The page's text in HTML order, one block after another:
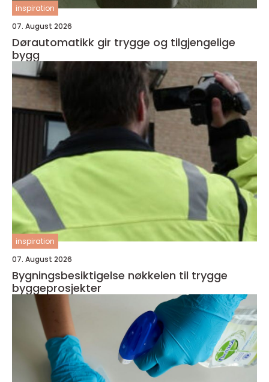
inspiration
07. August 2026
Dørautomatikk gir trygge og tilgjengelige
bygg
inspiration
07. August 2026
Bygningsbesiktigelse nøkkelen til trygge
byggeprosjekter